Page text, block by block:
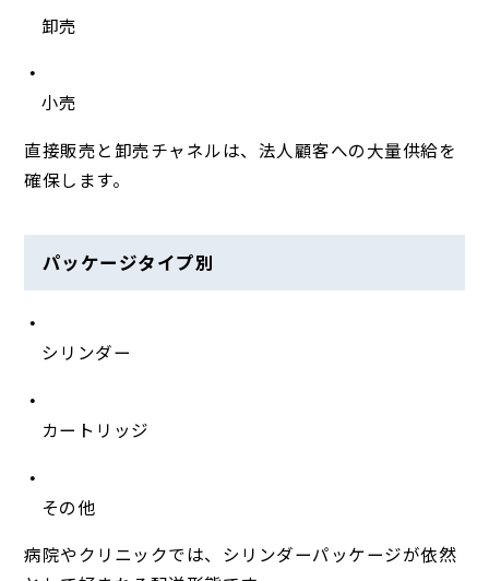
卸売
小売
直接販売と卸売チャネルは、法人顧客への大量供給を
確保します。
パッケージタイプ別
シリンダー
カートリッジ
その他
病院やクリニックでは、シリンダーパッケージが依然